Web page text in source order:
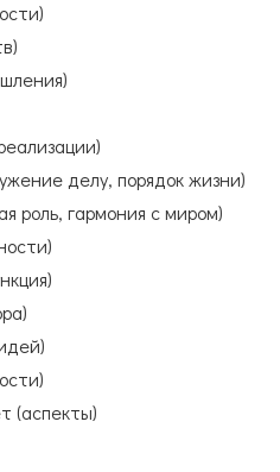
делу, порядок жизни)
роль, гармония с миром)
(аспекты)